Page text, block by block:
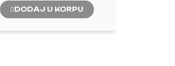
DODAJ U KORPU